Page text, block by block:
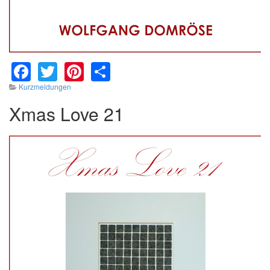
Facebook
TwitterPinterest
Kurzmeldungen
Xmas Love 21